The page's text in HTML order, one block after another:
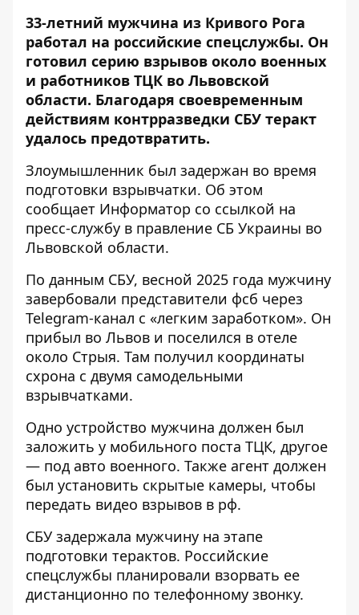
33-летний мужчина из Кривого Рога
работал на российские спецслужбы. Он
готовил серию взрывов около военных
и работников ТЦК во Львовской
области. Благодаря своевременным
действиям контрразведки СБУ теракт
удалось предотвратить.
Злоумышленник был задержан во время
подготовки взрывчатки. Об этом
сообщает Информатор со ссылкой на
пресс-службу в правление СБ Украины во
Львовской области.
По данным СБУ, весной 2025 года мужчину
завербовали представители фсб через
Telegram-канал с «легким заработком». Он
прибыл во Львов и поселился в отеле
около Стрыя. Там получил координаты
схрона с двумя самодельными
взрывчатками.
Одно устройство мужчина должен был
заложить у мобильного поста ТЦК, другое
— под авто военного. Также агент должен
был установить скрытые камеры, чтобы
передать видео взрывов в рф.
СБУ задержала мужчину на этапе
подготовки терактов. Российские
спецслужбы планировали взорвать ее
дистанционно по телефонному звонку.